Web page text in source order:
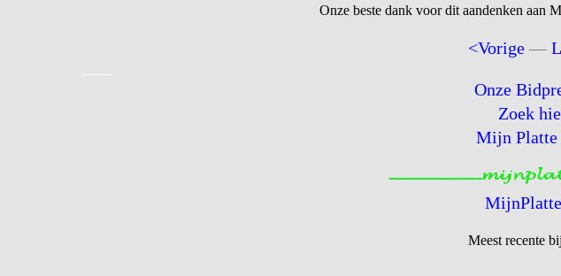
Onze beste dank voor dit aandenken aan
<Vorige —
Onze
Zoek
Mijn Platte
Meest recente